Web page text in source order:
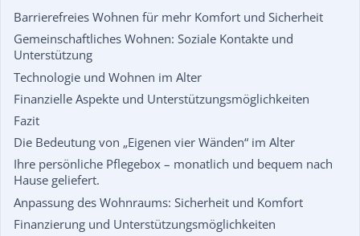
Barrierefreies Wohnen für mehr Komfort und Sicherheit
Gemeinschaftliches Wohnen: Soziale Kontakte und
Unterstützung
Technologie und Wohnen im Alter
Finanzielle Aspekte und Unterstützungsmöglichkeiten
Fazit
Die Bedeutung von „Eigenen vier Wänden“ im Alter
Ihre persönliche Pflegebox – monatlich und bequem nach
Hause geliefert.
Anpassung des Wohnraums: Sicherheit und Komfort
Finanzierung und Unterstützungsmöglichkeiten